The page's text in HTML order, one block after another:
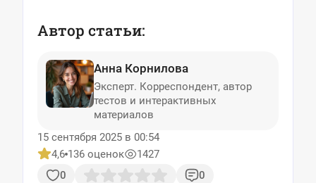
Автор статьи:
Анна Корнилова
Эксперт. Корреспондент, автор
тестов и интерактивных
материалов
15 сентября 2025 в 00:54
4,6 136 оценок
1427
0
0